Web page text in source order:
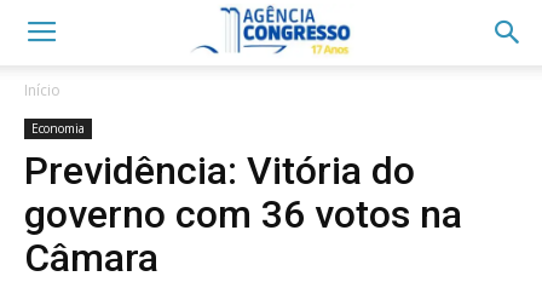
Início
Economia
Previdência: Vitória do
governo com 36 votos na
Câmara